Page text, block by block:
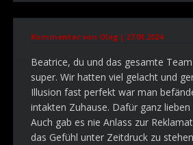
Kommentar von Oleg | 27.01.2024
Beatrice, du und das gesamte
super. Wir hatten viel gelacht und
Illusion fast perfekt war man
intakten Zuhause. Dafür ganz lieben
Auch gab es nie Anlass zur
das Gefühl unter Zeitdruck zu